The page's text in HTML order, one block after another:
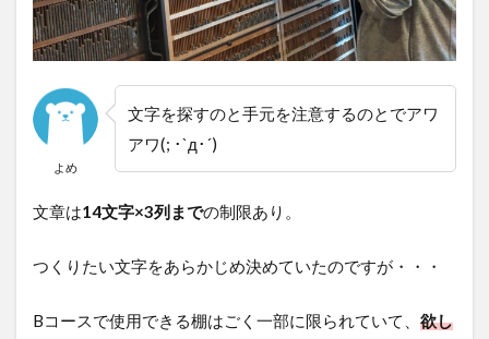
よめ
文字を探すのと手元を注意するのとでアワ
アワ(; ･`д･´)
文章は14文字×3列までの制限あり。
つくりたい文字をあらかじめ決めていたのですが・・・
Bコースで使用できる棚はごく一部に限られていて、 欲し